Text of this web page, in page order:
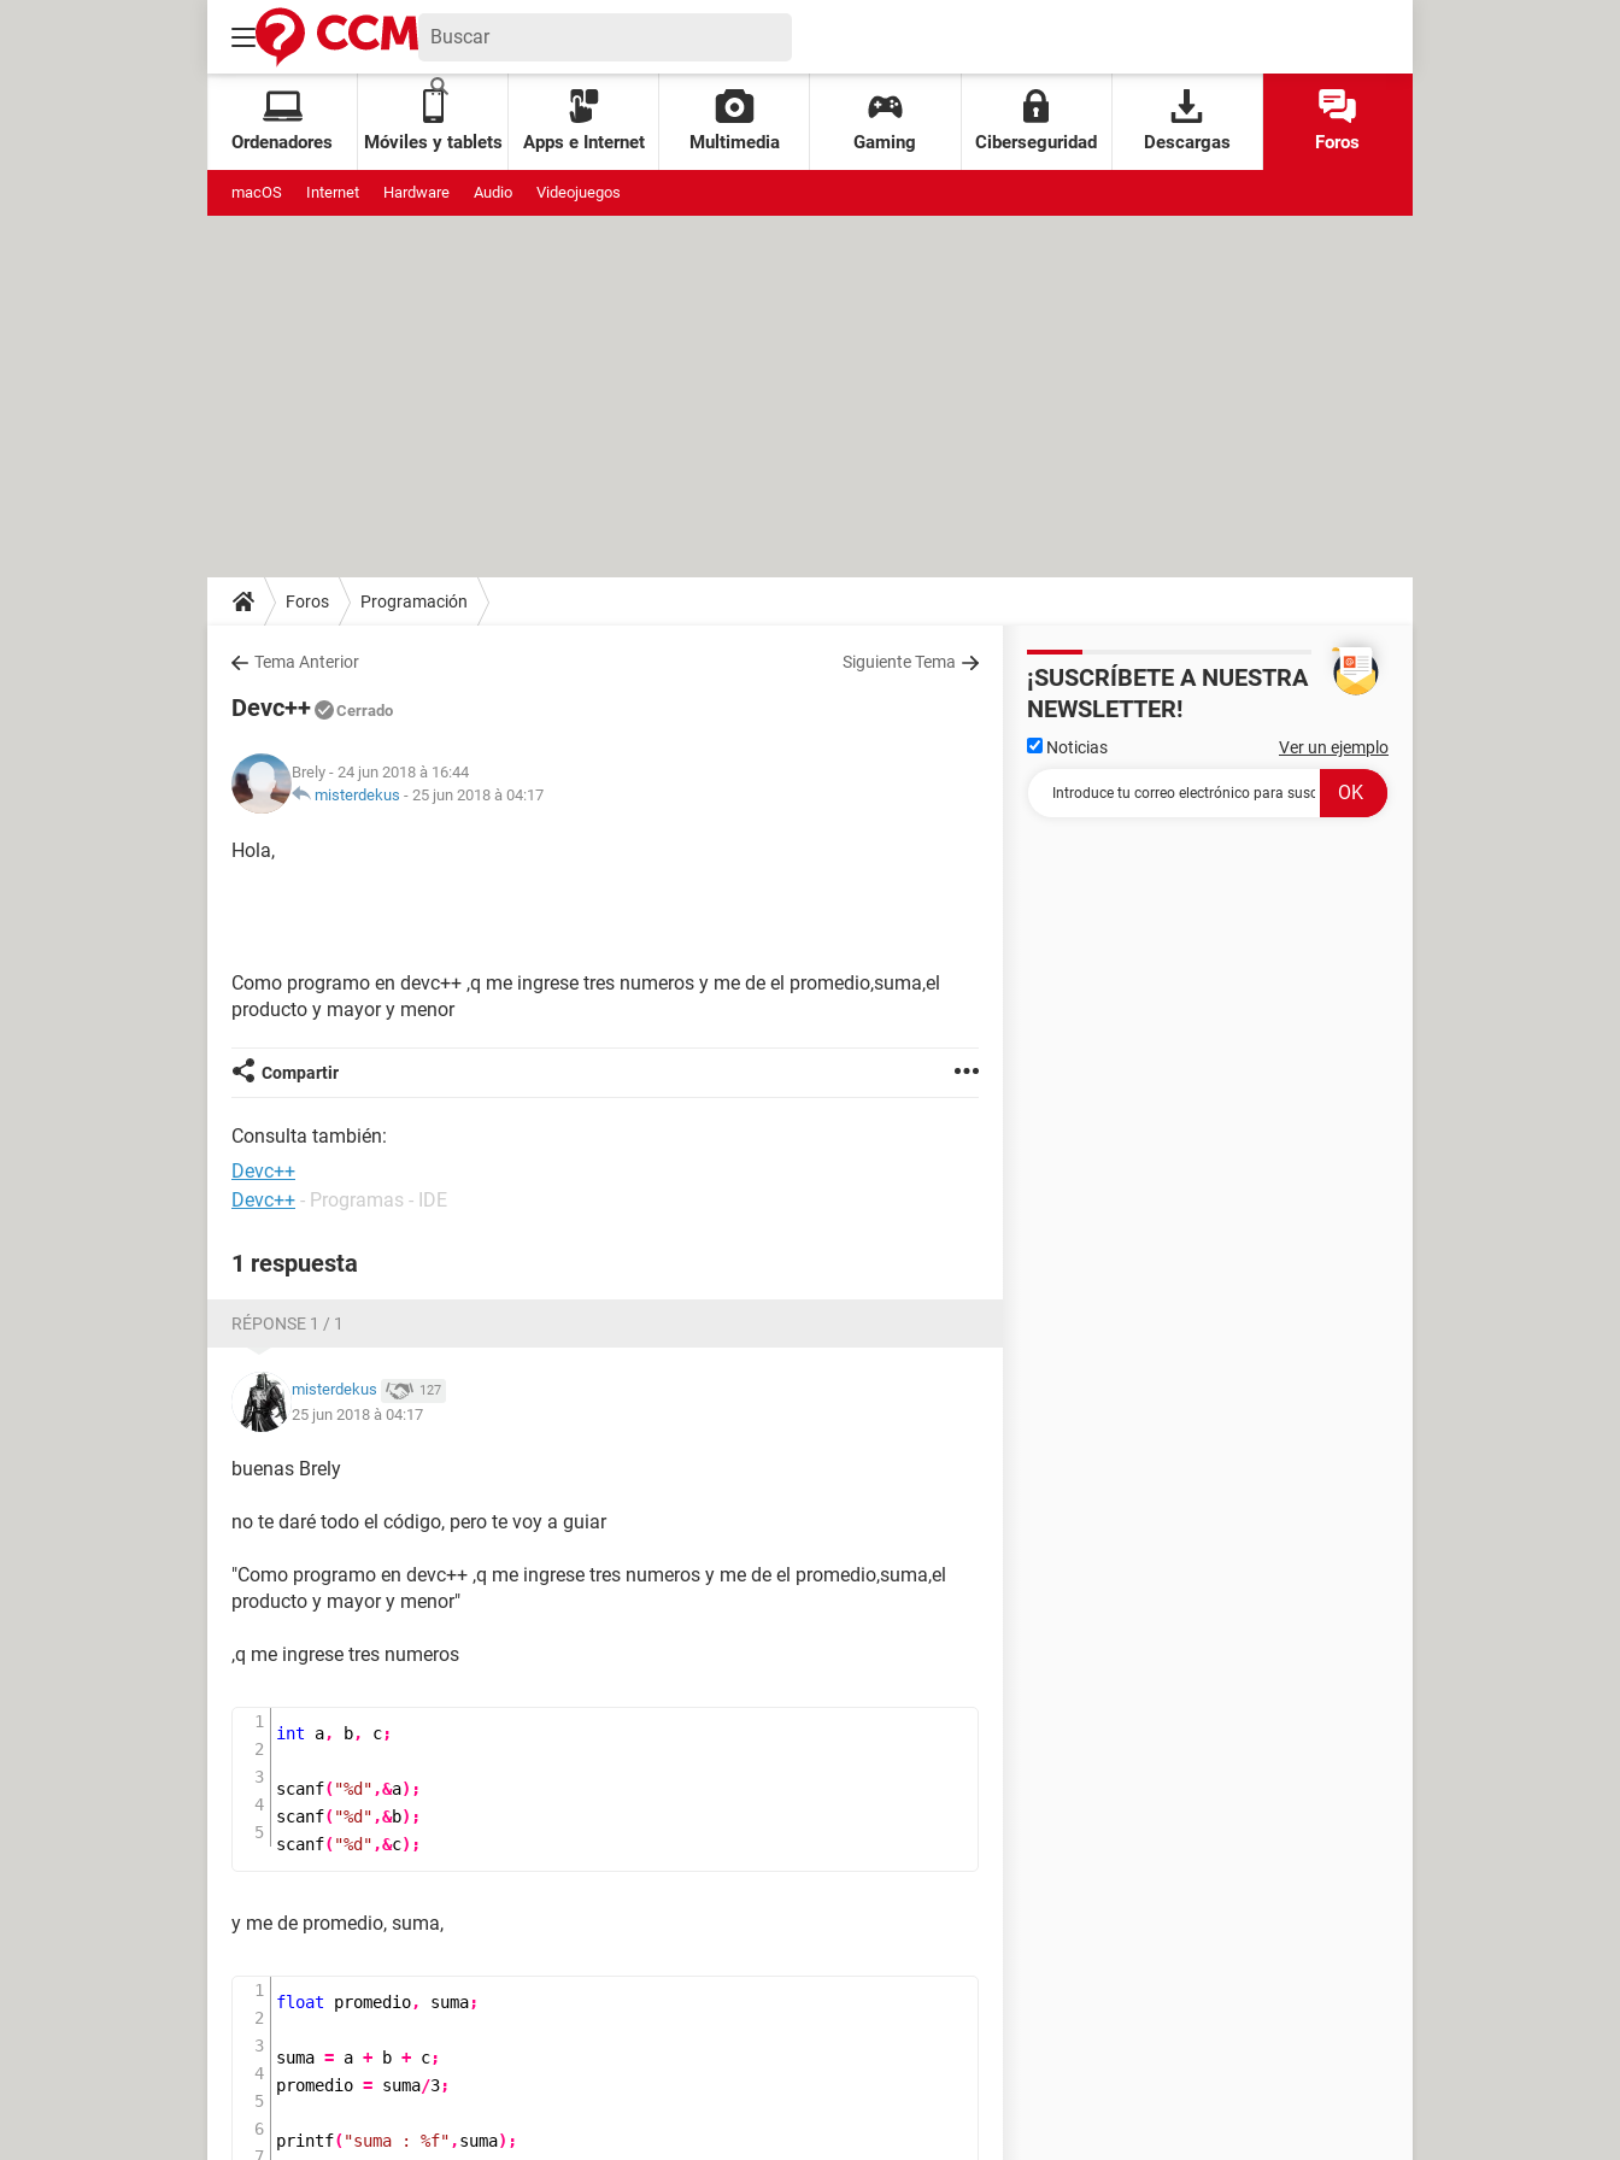
Ordenadores Móviles y tablets Apps e Internet Multimedia Gaming Ciberseguridad Descargas Foros
macOS Internet Hardware Audio Videojuegos
Foros Programación
Tema Anterior Siguiente Tema
Devc++ Cerrado
Brely - 24 jun 2018 à 16:44
misterdekus - 25 jun 2018 à 04:17
Hola,
Como programo en devc++ ,q me ingrese tres numeros y me de el promedio,suma,el
producto y mayor y menor
Compartir
Consulta también:
Devc++
Devc++ - Programas - IDE
1 respuesta
RÉPONSE 1 / 1
misterdekus 127
25 jun 2018 à 04:17
buenas Brely
no te daré todo el código, pero te voy a guiar
"Como programo en devc++ ,q me ingrese tres numeros y me de el promedio,suma,el
producto y mayor y menor"
,q me ingrese tres numeros
int a, b, c;
scanf("%d" ,&a);
scanf("%d" ,&b);
scanf("%d" ,&c);
y me de promedio, suma,
float promedio, suma;
suma = a + b + c;
promedio = suma/3;
printf("suma : %f" ,suma);
¡SUSCRÍBETE A NUESTRA
NEWSLETTER!
Noticias Ver un ejemplo